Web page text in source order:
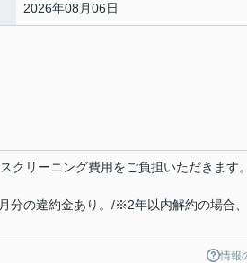
2026年08月06日
クリーニング費用をご負担いただきます
分の違約金あり。/※2年以内解約の場合
情報